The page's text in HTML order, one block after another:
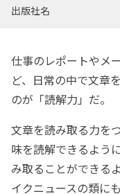
出版社名
仕事のレポートやメ
ど、日常の中で文章
のが「読解力」だ。
文章を読み取る力を
味を読解できるよう
み取ることができる
イクニュースの類に